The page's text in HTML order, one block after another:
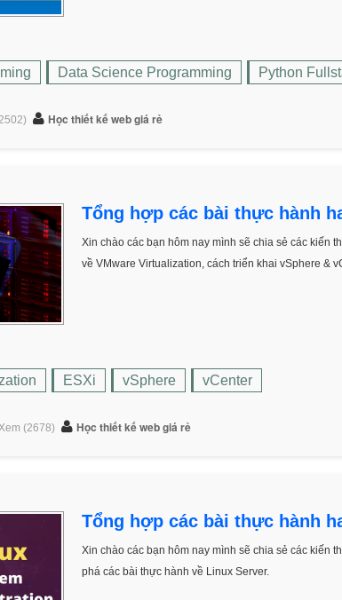
Data Science Programming Python
Học thiết kế web giá rẻ
Tổng hợp các bài thực hành
Xin chào các bạn hôm nay mình sẽ chia sẻ các kiến
về VMware Virtualization, cách triển khai vSphere &
ESXi vSphere vCenter
(2678) Học thiết kế web giá rẻ
Tổng hợp các bài thực hành
Xin chào các bạn hôm nay mình sẽ chia sẻ các kiến
phá các bài thực hành về Linux Server.